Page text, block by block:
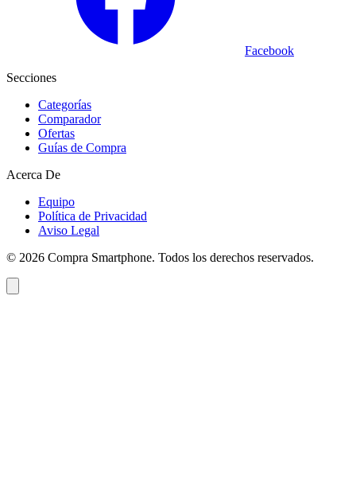
Facebook
Secciones
Categorías
Comparador
Ofertas
Guías de Compra
Acerca De
Equipo
Política de Privacidad
Aviso Legal
© 2026 Compra Smartphone. Todos los derechos reservados.